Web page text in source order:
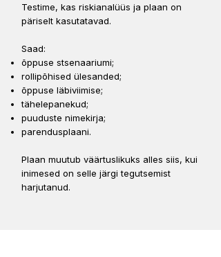
Testime, kas riskianalüüs ja plaan on
päriselt kasutatavad.
Saad:
õppuse stsenaariumi;
rollipõhised ülesanded;
õppuse läbiviimise;
tähelepanekud;
puuduste nimekirja;
parendusplaani.
Plaan muutub väärtuslikuks alles siis, kui
inimesed on selle järgi tegutsemist
harjutanud.